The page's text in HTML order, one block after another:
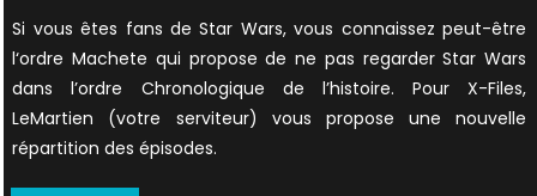
Si vous êtes fans de Star Wars, vous connaissez peut-être
l‘ordre Machete qui propose de ne pas regarder Star Wars
dans l’ordre Chronologique de l’histoire. Pour X-Files,
LeMartien (votre serviteur) vous propose une nouvelle
répartition des épisodes.